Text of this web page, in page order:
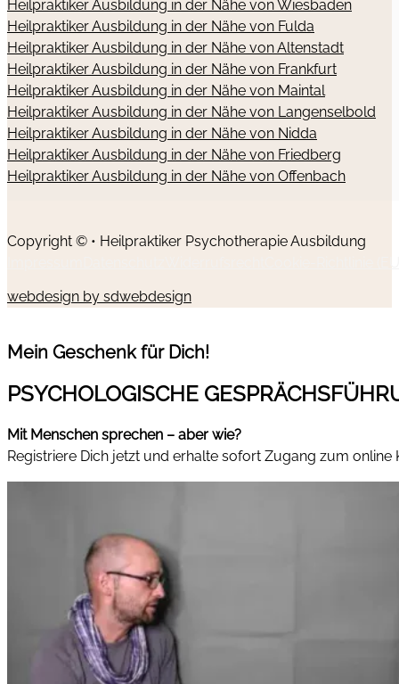
Heilpraktiker Ausbildung in der Nähe von Wiesbaden
Heilpraktiker Ausbildung in der Nähe von Fulda
Heilpraktiker Ausbildung in der Nähe von Altenstadt
Heilpraktiker Ausbildung in der Nähe von Frankfurt
Heilpraktiker Ausbildung in der Nähe von Maintal
Heilpraktiker Ausbildung in der Nähe von Langenselbold
Heilpraktiker Ausbildung in der Nähe von Nidda
Heilpraktiker Ausbildung in der Nähe von Friedberg
Heilpraktiker Ausbildung in der Nähe von Offenbach
Copyright © • Heilpraktiker Psychotherapie Ausbildung
webdesign by sdwebdesign
Mein Geschenk für Dich!
PSYCHOLOGISCHE
Mit Menschen sprechen – aber wie?
Registriere Dich jetzt und erhalte sofort Zugang zum online